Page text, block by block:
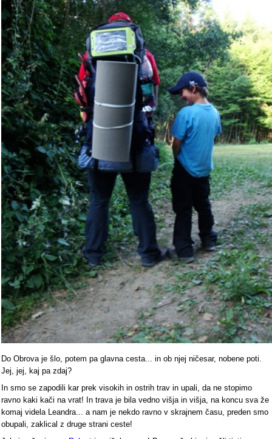
Do Obrova je šlo, potem pa glavna cesta... in ob njej ničesar, nobene poti.
Jej, jej, kaj pa zdaj?
In smo se zapodili kar prek visokih in ostrih trav in upali, da ne stopimo
ravno kaki kači na vrat! In trava je bila vedno višja in višja, na koncu sva že
komaj videla Leandra... a nam je nekdo ravno v skrajnem času, preden smo
obupali, zaklical z druge strani ceste!